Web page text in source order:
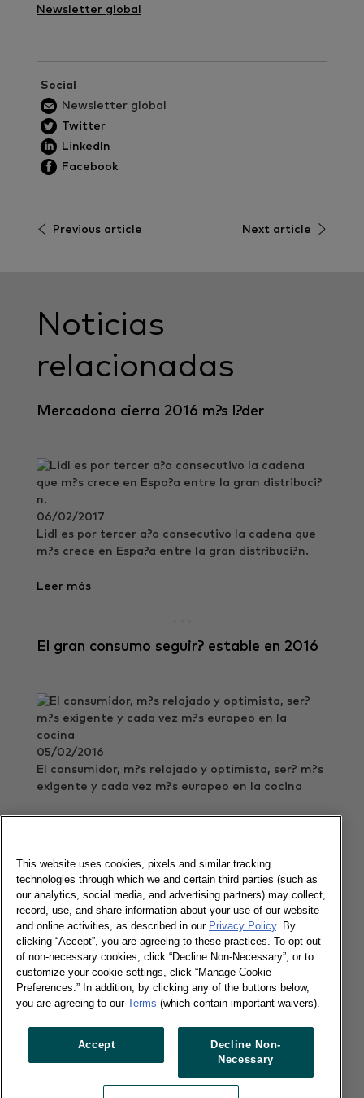
Newsletter global
Social
Newsletter global
Twitter
LinkedIn
Facebook
Previous article Next article
Noticias
relacionadas
Mercadona cierra 2016 m?s l?der
06/02/2017
Lidl es por tercer a?o consecutivo la cadena que
m?s crece en Espa?a entre la gran distribuci?n.
Leer más
El gran consumo seguir? estable en 2016
05/02/2016
El consumidor, m?s relajado y optimista, ser? m?s
exigente y cada vez m?s europeo en la cocina
Buenas perspectivas para el Gran
Consumo en 2015
06/02/2015
En 2014 el mercado cede un 2,9% en ventas, ca?
da que se concentra en los productos frescos
Leer más
This website uses cookies, pixels and similar tracking
technologies through which we and certain third parties (such as
our analytics, social media, and advertising partners) may collect,
record, use, and share information about your use of our website
and online activities, as described in our Privacy Policy. By
clicking “Accept”, you are agreeing to these practices. To opt out
of non-necessary cookies, click “Decline Non-Necessary”, or to
customize your cookie settings, click “Manage Cookie
Preferences.” In addition, by clicking any of the buttons below,
you are agreeing to our Terms (which contain important waivers).
Accept
Decline Non-
Necessary